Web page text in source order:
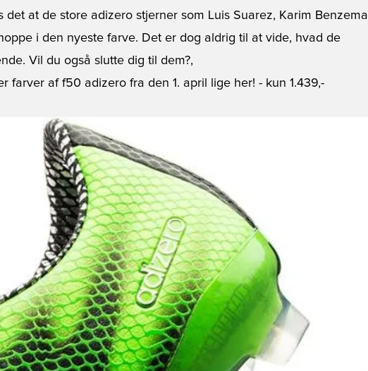
det at de store adizero stjerner som Luis Suarez, Karim Benzema
i den nyeste farve. Det er dog aldrig til at vide, hvad de
Vil du også slutte dig til dem?,
farver af f50 adizero fra den 1. april lige her! - kun 1.439,-